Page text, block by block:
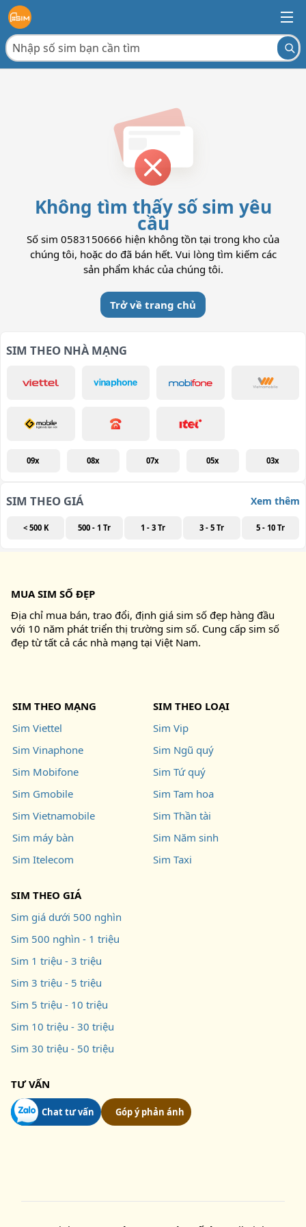
Không tìm thấy số sim yêu
cầu
Số sim 0583150666 hiện không tồn tại trong kho của
chúng tôi, hoặc do đã bán hết. Vui lòng tìm kiếm các
sản phẩm khác của chúng tôi.
Trở về trang chủ
SIM THEO NHÀ MẠNG
09x 08x 07x 05x 03x
SIM THEO GIÁ Xem thêm
< 500 K 500 - 1 Tr 1 - 3 Tr 3 - 5 Tr 5 - 10 Tr
MUA SIM SỐ ĐẸP
Địa chỉ mua bán, trao đổi, định giá sim số đẹp hàng đầu
với 10 năm phát triển thị trường sim số. Cung cấp sim số
đẹp từ tất cả các nhà mạng tại Việt Nam.
SIM THEO MẠNG
Sim Viettel
Sim Vinaphone
Sim Mobifone
Sim Gmobile
Sim Vietnamobile
Sim máy bàn
Sim Itelecom
SIM THEO LOẠI
Sim Vip
Sim Ngũ quý
Sim Tứ quý
Sim Tam hoa
Sim Thần tài
Sim Năm sinh
Sim Taxi
SIM THEO GIÁ
Sim giá dưới 500 nghìn
Sim 500 nghìn - 1 triệu
Sim 1 triệu - 3 triệu
Sim 3 triệu - 5 triệu
Sim 5 triệu - 10 triệu
Sim 10 triệu - 30 triệu
Sim 30 triệu - 50 triệu
TƯ VẤN
Chat tư vấn Góp ý phản ánh